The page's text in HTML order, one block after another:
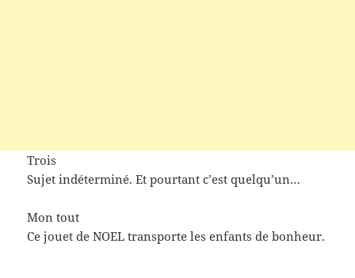
Trois
Sujet indéterminé. Et pourtant c’est quelqu’un…
Mon tout
Ce jouet de NOEL transporte les enfants de bonheur.